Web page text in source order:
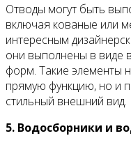
Отводы могут быть
включая кованые или
интересным
они выполнены в виде
форм. Такие элементы
прямую функцию, но и
стильный внешний вид.
5. Водосборники и